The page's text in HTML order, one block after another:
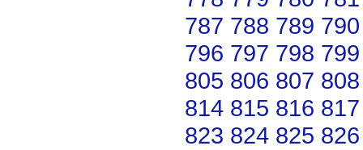
787 788 789 790
796 797 798 799
805 806 807 808
814 815 816 817
823 824 825 826